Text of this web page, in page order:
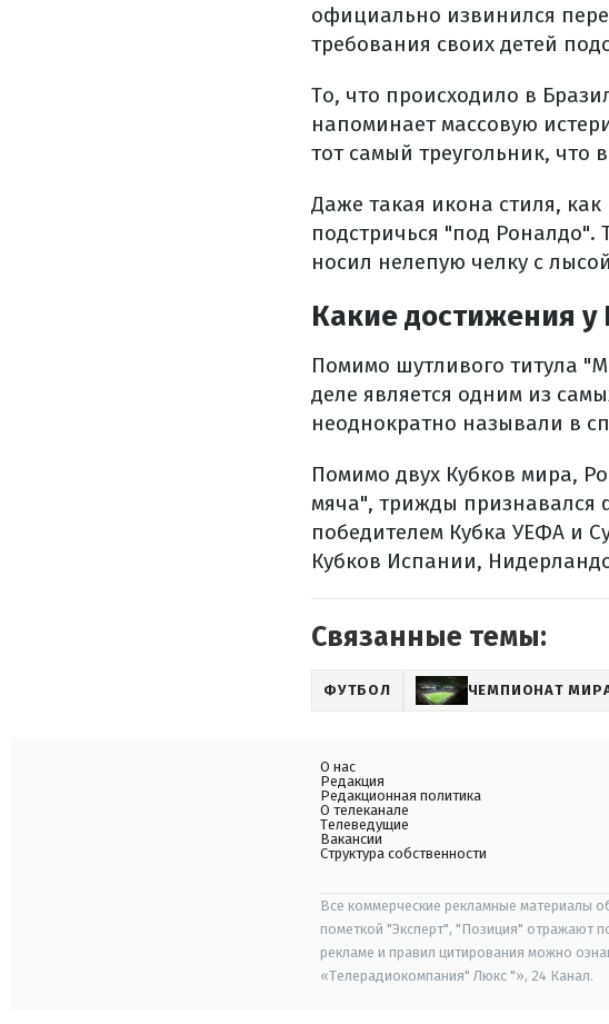
официально извинился
требования своих детей
То, что происходило в
напоминает массовую
тот самый треугольник, что
Даже такая икона стиля, как
подстричься "под Роналдо".
носил нелепую челку с
Какие достижения у
Помимо шутливого титула
деле является одним из
неоднократно называли в
Помимо двух Кубков мира,
мяча", трижды признавался
победителем Кубка УЕФА и
Кубков Испании,
Связанные темы:
ФУТБОЛ ЧЕМПИОНАТ
О нас
Редакция
Редакционная политика
О телеканале
Телеведущие
Вакансии
Структура собственности
Все коммерческие рекламные материалы
пометкой "Эксперт", "Позиция" отражают
рекламе и правил цитирования можно
«Телерадиокомпания" Люкс "», 24 Канал.